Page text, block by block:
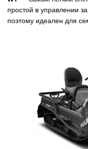
простой в управлении
поэтому идеален для